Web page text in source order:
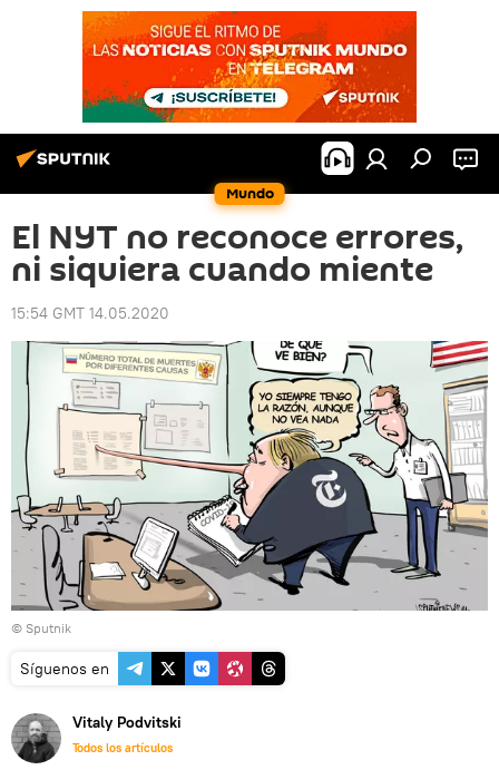
Mundo
El NYT no reconoce errores,
ni siquiera cuando miente
15:54 GMT 14.05.2020
© Sputnik
Síguenos en
Vitaly Podvitski
Todos los artículos